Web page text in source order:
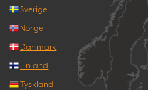
Sverige
Norge
Danmark
Finland
Tyskland